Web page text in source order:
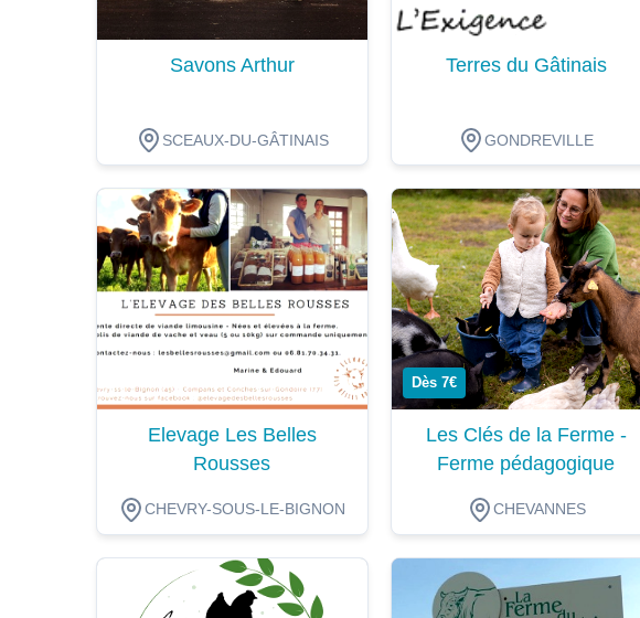
Savons Arthur
SCEAUX-DU-GÂTINAIS
Dégustation
Terres du Gâtinais
GONDREVILLE
Dégustation
Elevage Les Belles
Rousses
CHEVRY-SOUS-LE-BIGNON
Dégustation
Dès 7€
Les Clés de la Ferme -
Ferme pédagogique
CHEVANNES
Dégustation